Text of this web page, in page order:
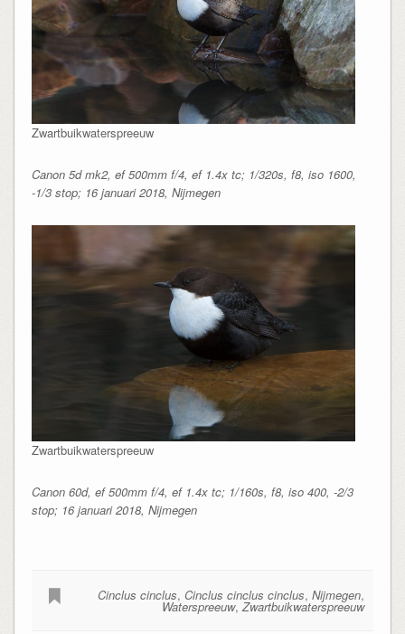
Zwartbuikwaterspreeuw
Canon 5d mk2, ef 500mm f/4, ef 1.4x tc; 1/320s, f8, iso 1600,
-1/3 stop; 16 januari 2018, Nijmegen
Zwartbuikwaterspreeuw
Canon 60d, ef 500mm f/4, ef 1.4x tc; 1/160s, f8, iso 400, -2/3
stop; 16 januari 2018, Nijmegen
Cinclus cinclus, Cinclus cinclus cinclus,Nijmegen,
Waterspreeuw,Zwartbuikwaterspreeuw